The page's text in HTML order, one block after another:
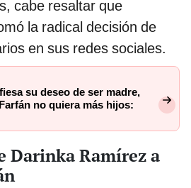
cabe resaltar que
la radical decisión de
en sus redes sociales.
su deseo de ser madre,
no quiera más hijos:
Darinka Ramírez a